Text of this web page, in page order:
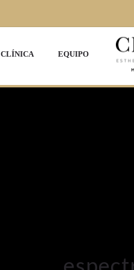
CLÍNICA EQUIPO